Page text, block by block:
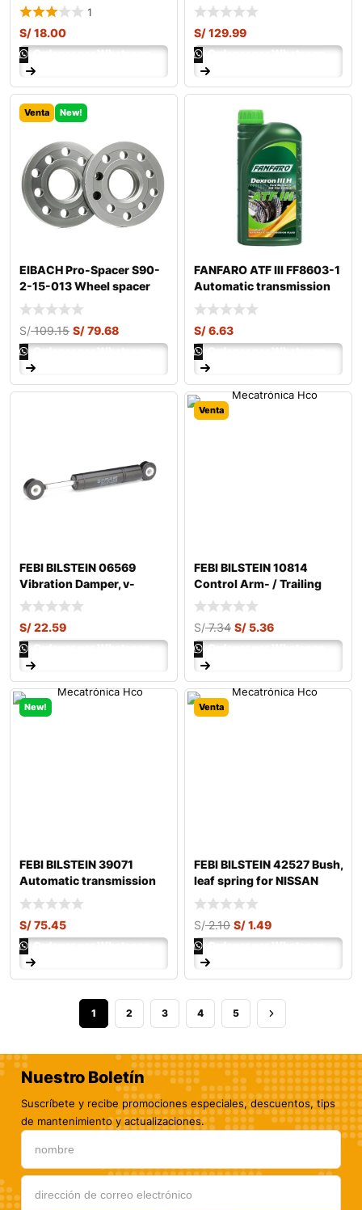
1
S/18.00
Ordenar por Whatsapp
S/129.99
Ordenar por Whatsapp
Venta New!
EIBACH Pro-Spacer S90-
2-15-013 Wheel spacer
S/109.15 S/79.68
Ordenar por Whatsapp
FANFARO ATF III FF8603-1
Automatic transmission
fluid
S/6.63
Ordenar por Whatsapp
FEBI BILSTEIN 06569
Vibration Damper, v-
ribbed belt
S/22.59
Ordenar por Whatsapp
Venta
FEBI BILSTEIN 10814
Control Arm- / Trailing
Arm Bush
S/7.34 S/5.36
Ordenar por Whatsapp
New!
FEBI BILSTEIN 39071
Automatic transmission
fluid
S/75.45
Ordenar por Whatsapp
Venta
FEBI BILSTEIN 42527 Bush,
leaf spring for NISSAN
PATROL
S/2.10 S/1.49
Ordenar por Whatsapp
1 2 3 4 5
Nuestro Boletín
Suscríbete y recibe promociones especiales, descuentos, tips
de mantenimiento y actualizaciones.